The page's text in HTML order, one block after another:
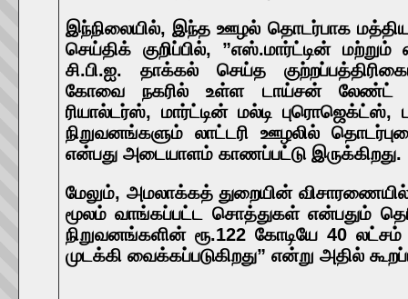
இந்நிலையில், இந்த ஊழல் தொடர்பாக
செய்திக் குறிப்பில், ”எஸ்.மார்ட்டின்
சி.பி.ஐ. தாக்கல் செய்த
கோவை நகரில் உள்ள டாய்சன்
ரியால்டர்ஸ், மார்ட்டின் மல்டி
நிறுவனங்களும் லாட்டரி ஊழலில்
என்பது அடையாளம் காணப்பட்டு இருக்கிறது.
மேலும், அமலாக்கத் துறையின்
மூலம் வாங்கப்பட்ட சொத்துகள் என்பதும்
நிறுவனங்களின் ரூ.122 கோடியே 40
முடக்கி வைக்கப்படுகிறது” என்று அதில்